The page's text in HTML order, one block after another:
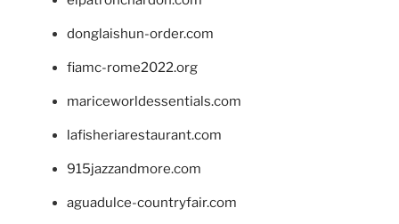
donglaishun-order.com
fiamc-rome2022.org
mariceworldessentials.com
lafisheriarestaurant.com
915jazzandmore.com
aguadulce-countryfair.com